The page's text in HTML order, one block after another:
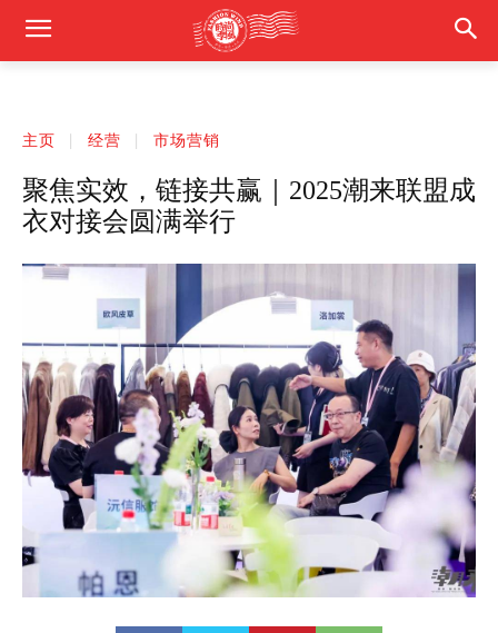
主页 经营 市场营销
聚焦实效，链接共赢｜2025潮来联盟成
衣对接会圆满举行